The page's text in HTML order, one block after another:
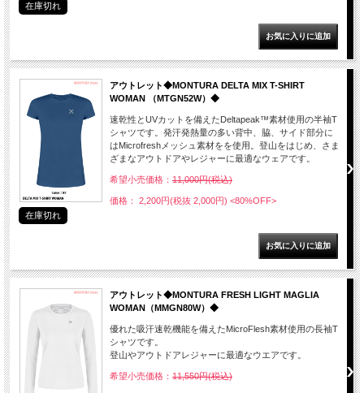
在庫切れ
アウトレット◆MONTURA DELTA MIX T-SHIRT
WOMAN （MTGN52W）◆
速乾性とUVカットを備えたDeltapeak™素材使用の半袖T
シャツです。発汗発熱量の多い背中、脇、サイド部分に
はMicrofreshメッシュ素材をを使用。登山をはじめ、さま
ざまなアウトドアやレジャーに最適なウェアです。
希望小売価格： 11,000円(税込)
価格： 2,200円(税抜 2,000円) <80%OFF>
在庫切れ
アウトレット◆MONTURA FRESH LIGHT MAGLIA
WOMAN（MMGN80W）◆
優れた吸汗速乾機能を備えたMicroFlesh素材使用の長袖T
シャツです。
登山やアウトドアレジャーに最適なウエアです。
希望小売価格： 11,550円(税込)